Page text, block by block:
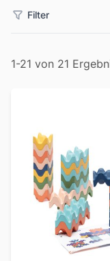
Filter
Filter
1-21 von 21